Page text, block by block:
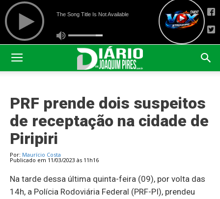
PRF prende dois suspeitos
de receptação na cidade de
Piripiri
Por: Maurício Costa
Publicado em 11/03/2023 às 11h16
Na tarde dessa última quinta-feira (09), por volta das
14h, a Polícia Rodoviária Federal (PRF-PI), prendeu